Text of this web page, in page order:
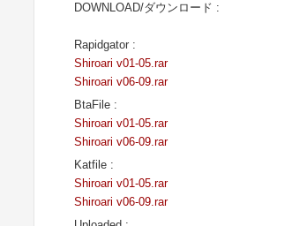
DOWNLOAD/ダウンロード :
Rapidgator :
Shiroari v01-05.rar
Shiroari v06-09.rar
BtaFile :
Shiroari v01-05.rar
Shiroari v06-09.rar
Katfile :
Shiroari v01-05.rar
Shiroari v06-09.rar